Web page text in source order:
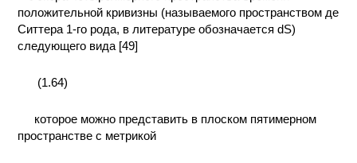
положительной кривизны (называемого пространством де
Ситтера 1-го рода, в литературе обозначается dS)
следующего вида [49]
(1.64)
которое можно представить в плоском пятимерном
пространстве с метрикой